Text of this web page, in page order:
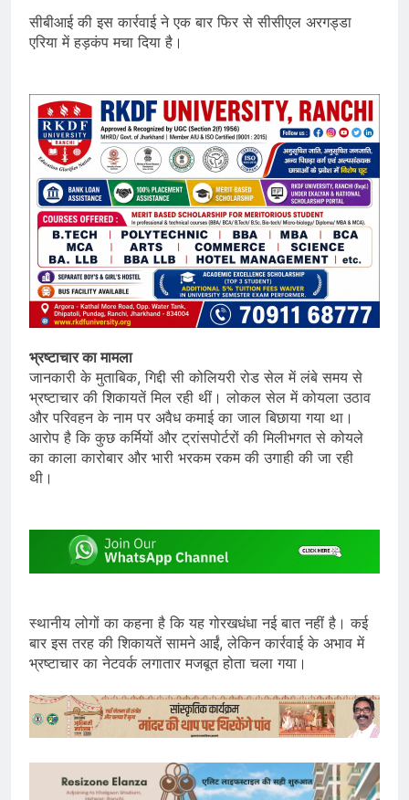
सीबीआई की इस कार्रवाई ने एक बार फिर से सीसीएल अरगड्डा
एरिया में हड़कंप मचा दिया है।
भ्रष्टाचार का मामला
जानकारी के मुताबिक, गिद्दी सी कोलियरी रोड सेल में लंबे समय से
भ्रष्टाचार की शिकायतें मिल रही थीं। लोकल सेल में कोयला उठाव
और परिवहन के नाम पर अवैध कमाई का जाल बिछाया गया था।
आरोप है कि कुछ कर्मियों और ट्रांसपोर्टरों की मिलीभगत से कोयले
का काला कारोबार और भारी भरकम रकम की उगाही की जा रही
थी।
स्थानीय लोगों का कहना है कि यह गोरखधंधा नई बात नहीं है। कई
बार इस तरह की शिकायतें सामने आईं, लेकिन कार्रवाई के अभाव में
भ्रष्टाचार का नेटवर्क लगातार मजबूत होता चला गया।